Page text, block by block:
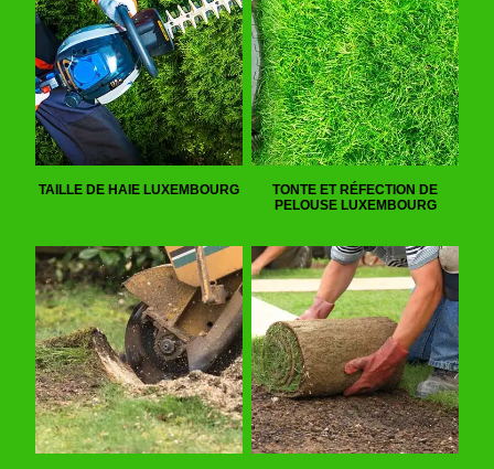
TAILLE DE HAIE LUXEMBOURG
TONTE ET RÉFECTION DE
PELOUSE LUXEMBOURG